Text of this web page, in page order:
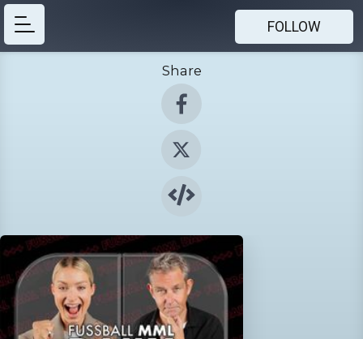
FOLLOW
Share